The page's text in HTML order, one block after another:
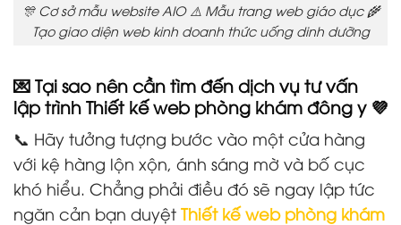
🎊 Cơ sở mẫu website AIO ⚠️ Mẫu trang web giáo dục 🌾
Tạo giao diện web kinh doanh thức uống dinh dưỡng
💌 Tại sao nên cần tìm đến dịch vụ tư vấn
lập trình Thiết kế web phòng khám đông y 💜
📞 Hãy tưởng tượng bước vào một cửa hàng
với kệ hàng lộn xộn, ánh sáng mờ và bố cục
khó hiểu. Chẳng phải điều đó sẽ ngay lập tức
ngăn cản bạn duyệt Thiết kế web phòng khám